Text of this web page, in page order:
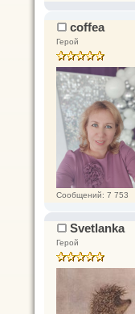
coffea
Герой
Сообщений: 7 753
Svetlanka
Герой